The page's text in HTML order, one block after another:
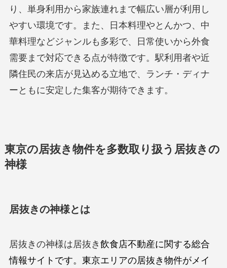
り、単身利用から家族連れまで幅広い層が利用し
やすい環境です。また、日本料理やとんかつ、中
華料理などジャンルも多彩で、日常使いから外食
需要まで対応できる点が特徴です。駅利用者や近
隣住民の来店が見込める立地で、ランチ・ディナ
ーともに安定した集客が期待できます。
東京の居抜き物件を多数取り扱う居抜きの
神様
居抜きの神様とは
居抜きの神様は居抜き 飲食店不動産に関する総合
情報サイトです。東京エリアの居抜き物件がメイ